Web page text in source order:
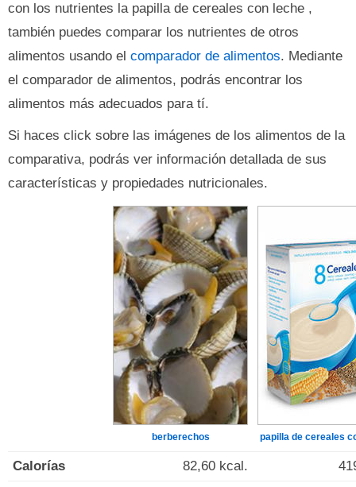
con los nutrientes la papilla de cereales con leche ,
también puedes comparar los nutrientes de otros
alimentos usando el comparador de alimentos. Mediante
el comparador de alimentos, podrás encontrar los
alimentos más adecuados para tí.
Si haces click sobre las imágenes de los alimentos de la
comparativa, podrás ver información detallada de sus
características y propiedades nutricionales.
berberechos papilla de cereales
Calorías 82,60 kcal.